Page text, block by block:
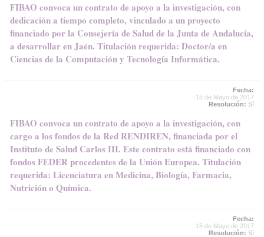
FIBAO convoca un contrato de apoyo a la investigación, con
dedicación a tiempo completo, vinculado a un proyecto
financiado por la Consejería de Salud de la Junta de Andalucía,
a desarrollar en Jaén. Titulación requerida: Doctor/a en
Ciencias de la Computación y Tecnología Informática.
Fecha:
15 de Mayo de 2017
Resolución: Sí
FIBAO convoca un contrato de apoyo a la investigación, con
cargo a los fondos de la Red RENDIREN, financiada por el
Instituto de Salud Carlos III. Este contrato está financiado con
fondos FEDER procedentes de la Unión Europea. Titulación
requerida: Licenciatura en Medicina, Biología, Farmacia,
Nutrición o Química.
Fecha:
15 de Mayo de 2017
Resolución: Sí